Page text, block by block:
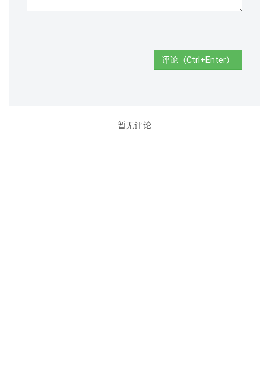
评论（Ctrl+Enter）
暂无评论